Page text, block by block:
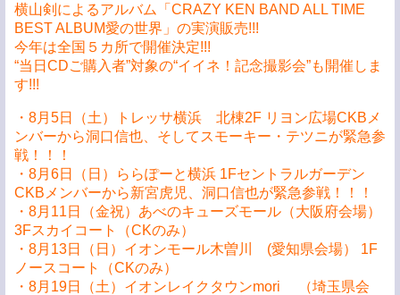
横山剣によるアルバム「CRAZY KEN BAND ALL TIME
BEST ALBUM愛の世界」の実演販売!!!
今年は全国５カ所で開催決定!!!
“当日CDご購入者”対象の“イイネ！記念撮影会”も開催しま
す!!!
・8月5日（土）トレッサ横浜 北棟2F リヨン広場CKBメ
ンバーから洞口信也、そしてスモーキー・テツニが緊急参
戦！！！
・8月6日（日）ららぽーと横浜 1Fセントラルガーデン
CKBメンバーから新宮虎児、洞口信也が緊急参戦！！！
・8月11日（金祝）あべのキューズモール（大阪府会場）
3Fスカイコート（CKのみ）
・8月13日（日）イオンモール木曽川 (愛知県会場） 1F
ノースコート（CKのみ）
・8月19日（土）イオンレイクタウンmori （埼玉県会